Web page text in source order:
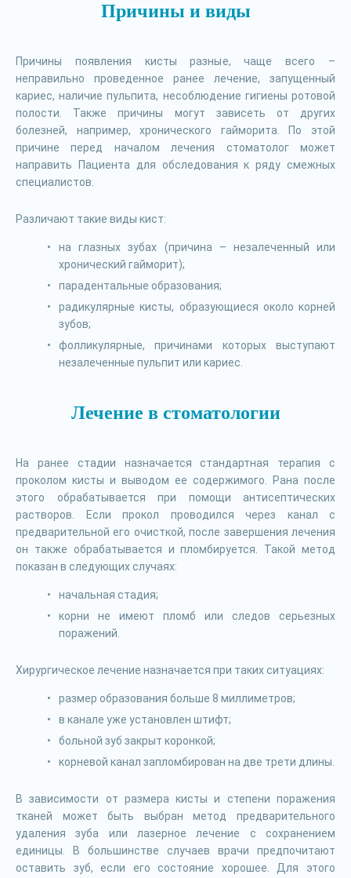
Причины и виды
Причины появления кисты разные, чаще всего –
неправильно проведенное ранее лечение, запущенный
кариес, наличие пульпита, несоблюдение гигиены ротовой
полости. Также причины могут зависеть от других
болезней, например, хронического гайморита. По этой
причине перед началом лечения стоматолог может
направить Пациента для обследования к ряду смежных
специалистов.
Различают такие виды кист:
на глазных зубах (причина – незалеченный или
хронический гайморит);
парадентальные образования;
радикулярные кисты, образующиеся около корней
зубов;
фолликулярные, причинами которых выступают
незалеченные пульпит или кариес.
Лечение в стоматологии
На ранее стадии назначается стандартная терапия с
проколом кисты и выводом ее содержимого. Рана после
этого обрабатывается при помощи антисептических
растворов. Если прокол проводился через канал с
предварительной его очисткой, после завершения лечения
он также обрабатывается и пломбируется. Такой метод
показан в следующих случаях:
начальная стадия;
корни не имеют пломб или следов серьезных
поражений.
Хирургическое лечение назначается при таких ситуациях:
размер образования больше 8 миллиметров;
в канале уже установлен штифт;
больной зуб закрыт коронкой;
корневой канал запломбирован на две трети длины.
В зависимости от размера кисты и степени поражения
тканей может быть выбран метод предварительного
удаления зуба или лазерное лечение с сохранением
единицы. В большинстве случаев врачи предпочитают
оставить зуб, если его состояние хорошее. Для этого